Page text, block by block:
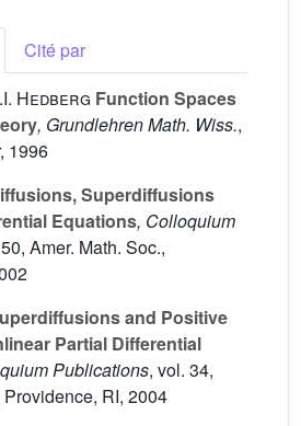
Cité par
Hedberg Function Spaces
, Grundlehren Math. Wiss.,
1996
Superdiffusions
Equations, Colloquium
, Amer. Math. Soc.,
and Positive
Partial Differential
Publications, vol. 34,
RI, 2004